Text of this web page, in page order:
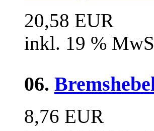
20,58 EUR
inkl. 19 %
06.
8,76 EUR